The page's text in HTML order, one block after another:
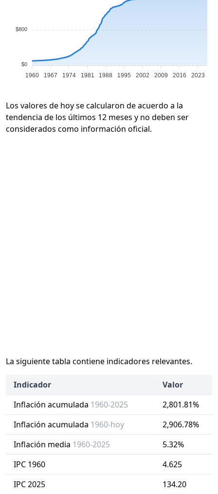
$800
$0
1960 1967 1974 1981 1988 1995 2002 2009 2016 2023
Los valores de hoy se calcularon de acuerdo a la
tendencia de los últimos 12 meses y no deben ser
considerados como información oficial.
La siguiente tabla contiene indicadores relevantes.
Indicador
Valor
Inflación acumulada 1960-2025
2,801.81%
Inflación acumulada 1960-hoy
2,906.78%
Inflación media 1960-2025
5.32%
IPC 1960
4.625
IPC 2025
134.20